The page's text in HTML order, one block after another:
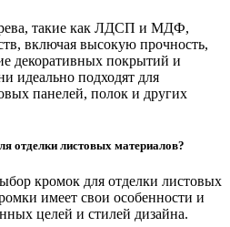
такие как ЛДСП и МДФ,
включая высокую прочность,
декоративных покрытий и
идеально подходят для
панелей, полок и других
отделки листовых материалов?
кромок для отделки листовых
имеет свои особенности и
целей и стилей дизайна.